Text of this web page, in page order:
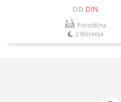
OD DIN
Porodična
2 Noćenja